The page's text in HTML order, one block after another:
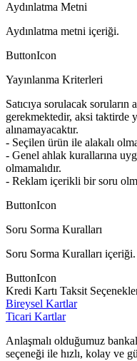
Aydınlatma Metni
Aydınlatma metni içeriği.
ButtonIcon
Yayınlanma Kriterleri
Satıcıya sorulacak soruların
gerekmektedir, aksi taktirde
alınamayacaktır.
- Seçilen ürün ile alakalı
- Genel ahlak kurallarına
olmamalıdır.
- Reklam içerikli bir soru
ButtonIcon
Soru Sorma Kuralları
Soru Sorma Kuralları içeriği.
ButtonIcon
Kredi Kartı Taksit
Bireysel Kartlar
Ticari Kartlar
Anlaşmalı olduğumuz
seçeneği ile hızlı, kolay ve